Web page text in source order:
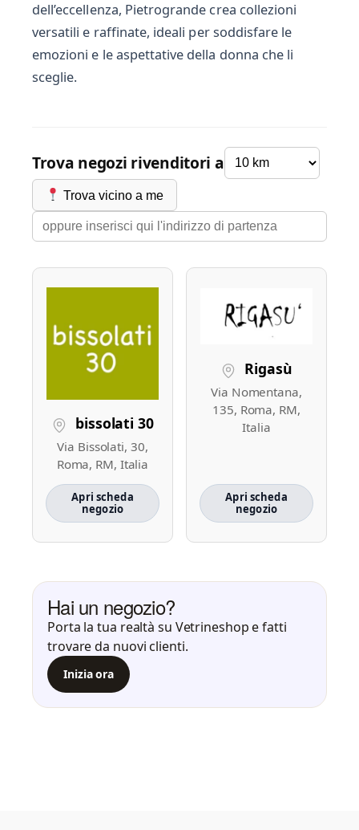
dell’eccellenza, Pietrogrande crea collezioni
versatili e raffinate, ideali per soddisfare le
emozioni e le aspettative della donna che li
sceglie.
Trova negozi rivenditori a
Trova vicino a me
bissolati 30
Via Bissolati, 30,
Roma, RM, Italia
Apri scheda
negozio
Rigasù
Via Nomentana,
135, Roma, RM,
Italia
Apri scheda
negozio
Hai un negozio?
Porta la tua realtà su Vetrineshop e fatti
trovare da nuovi clienti.
Inizia ora